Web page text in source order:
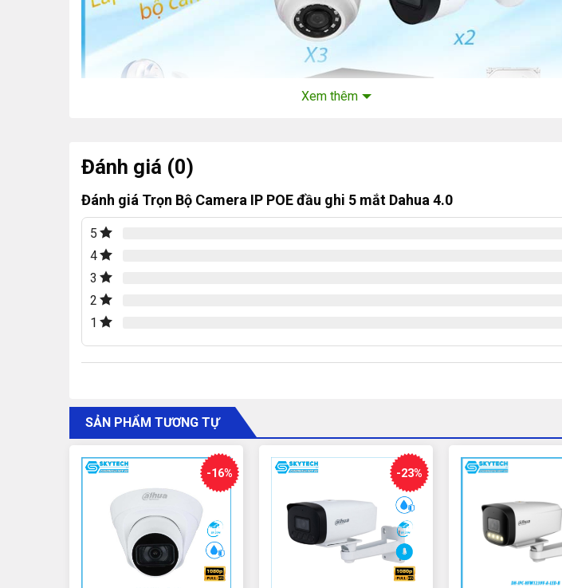
Mắt camera quan sát Dahua trong nhà: Số lượng 3
Mắt camera quan sát Dahua ngoài trời: Số lượng 2
Ổ cứng lưu trữ chuyên dụng camera: 1T Số lượng 01
Đầu ghi 8 kênh tích hợp: Số lượng 01
4.0
Camera quan sát Dahua trong nhà DH-IPC-HDW1431SP-S4
Độ phân giải: 4.0 MP (2560x1440p)
Cảm biến hình ảnh: CMOS
Ống kính: 2.8mm (góc nhìn rộng)
Tầm nhìn hồng ngoại: 30m (IR)
Chuẩn chống nước: IP67 (phù hợp với môi trường trong nhà)
Xem thêm
Đánh giá (0)
Đánh giá Trọn Bộ Camera IP POE đầu ghi 5 mắt Dahua 4.0
5
4
3
2
1
SẢN PHẨM TƯƠNG TỰ
-16% -23%